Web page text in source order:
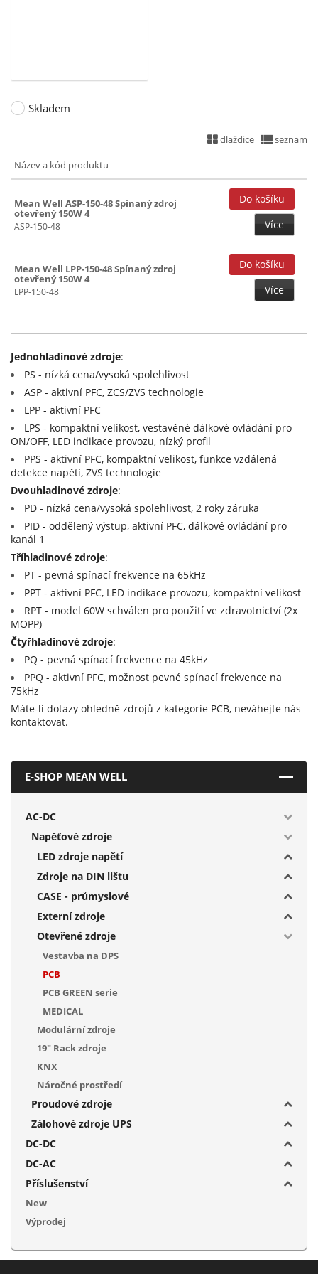
5+12+(-12)+24V (2)
5+12+15+24V (2)
5+24V (2)
5+48V (2)
12+(-12)V (2)
15+(-15)V (2)
20V (3)
24V (4)
48V (2)
Skladem
dlaždice seznam
Název a kód produktu
Mean Well ASP-150-48 Spínaný zdroj
otevřený 150W 4
ASP-150-48 Více
Mean Well LPP-150-48 Spínaný zdroj
otevřený 150W 4
LPP-150-48 Více
Jednohladinové zdroje:
PS - nízká cena/vysoká spolehlivost
ASP - aktivní PFC, ZCS/ZVS technologie
LPP - aktivní PFC
LPS - kompaktní velikost, vestavěné dálkové ovládání pro
ON/OFF, LED indikace provozu, nízký profil
PPS - aktivní PFC, kompaktní velikost, funkce vzdálená
detekce napětí, ZVS technologie
Dvouhladinové zdroje:
PD - nízká cena/vysoká spolehlivost, 2 roky záruka
PID - oddělený výstup, aktivní PFC, dálkové ovládání pro
kanál 1
Tříhladinové zdroje:
PT - pevná spínací frekvence na 65kHz
PPT - aktivní PFC, LED indikace provozu, kompaktní velikost
RPT - model 60W schválen pro použití ve zdravotnictví (2x
MOPP)
Čtyřhladinové zdroje:
PQ - pevná spínací frekvence na 45kHz
PPQ - aktivní PFC, možnost pevné spínací frekvence na
75kHz
Máte-li dotazy ohledně zdrojů z kategorie PCB, neváhejte nás
kontaktovat.
E-SHOP MEAN WELL
AC-DC
Napěťové zdroje
LED zdroje napětí
Zdroje na DIN lištu
CASE - průmyslové
Externí zdroje
Otevřené zdroje
Vestavba na DPS
PCB
PCB GREEN serie
MEDICAL
Modulární zdroje
19" Rack zdroje
KNX
Náročné prostředí
Proudové zdroje
Zálohové zdroje UPS
DC-DC
DC-AC
Příslušenství
New
Výprodej